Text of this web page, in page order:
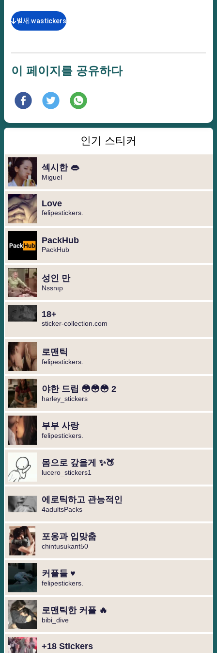
벌새.wastickers
이 페이지를 공유하다
인기 스티커
섹시한 👄
Miguel ️
Love
felipestickers.
PackHub
PackHub
성인 만
Nssnıp
18+
sticker-collection.com
로맨틱
felipestickers.
야한 드립 😳😳😳 2
harley_stickers
부부 사랑
felipestickers.
몸으로 갚을게 ✨🍑
lucero_stickers1
에로틱하고 관능적인
4adultsPacks
포옹과 입맞춤
chintusukant50
커플들 ♥️
felipestickers.
로맨틱한 커플 🔥
bibi_dive
+18 Stickers